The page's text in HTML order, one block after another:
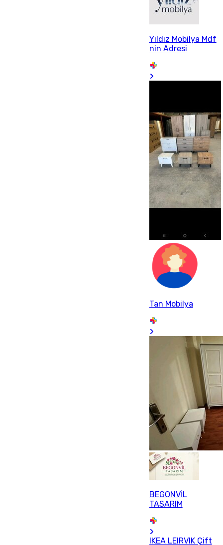
Yıldız Mobilya Mdf
nin Adresi
Tan Mobilya
BEGONVİL
TASARIM
IKEA LEIRVIK Çift